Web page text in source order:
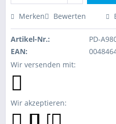
Merken Bewerten
Artikel-Nr.:
PD-
EAN:
Wir versenden mit:
Wir akzeptieren: